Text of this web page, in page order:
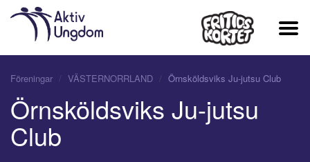
Föreningar VÄSTERNORRLAND Örnsköldsviks Ju-jutsu Club
Örnsköldsviks Ju-jutsu
Club